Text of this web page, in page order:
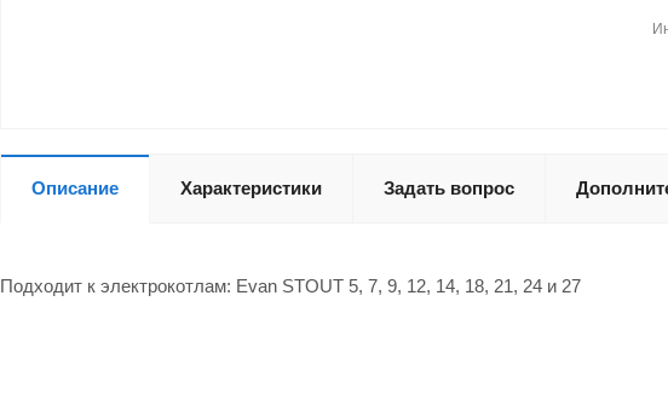
Описание Характеристики Задать вопрос
Подходит к электрокотлам: Evan STOUT 5, 7, 9, 12, 14, 18, 21, 24 и 27